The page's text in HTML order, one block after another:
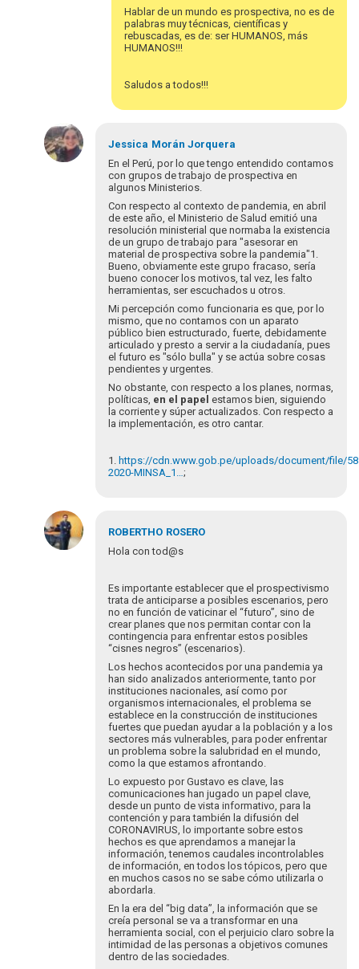
Hablar de un mundo es prospectiva, no es de
palabras muy técnicas, científicas y
rebuscadas, es de: ser HUMANOS, más
HUMANOS!!!
Saludos a todos!!!
Em
resposta
à
Jessica Morán Jorquera
En el Perú, por lo que tengo entendido contamos
con grupos de trabajo de prospectiva en
algunos Ministerios.
Con respecto al contexto de pandemia, en abril
de este año, el Ministerio de Salud emitió una
resolución ministerial que normaba la existencia
de un grupo de trabajo para "asesorar en
material de prospectiva sobre la pandemia"1.
Bueno, obviamente este grupo fracaso, sería
bueno conocer los motivos, tal vez, les falto
herramientas, ser escuchados u otros.
Mi percepción como funcionaria es que, por lo
mismo, que no contamos con un aparato
público bien estructurado, fuerte, debidamente
articulado y presto a servir a la ciudadanía, pues
el futuro es "sólo bulla" y se actúa sobre cosas
pendientes y urgentes.
No obstante, con respecto a los planes, normas,
políticas, en el papel estamos bien, siguiendo
la corriente y súper actualizados. Con respecto a
la implementación, es otro cantar.
1. https://cdn.www.gob.pe/uploads/document/file/
2020-MINSA_1…;
Em
resposta
à
blutman@gmail.com
ROBERTHO ROSERO
Hola con tod@s
Es importante establecer que el prospectivismo
trata de anticiparse a posibles escenarios, pero
no en función de vaticinar el “futuro”, sino de
crear planes que nos permitan contar con la
contingencia para enfrentar estos posibles
“cisnes negros” (escenarios).
Los hechos acontecidos por una pandemia ya
han sido analizados anteriormente, tanto por
instituciones nacionales, así como por
organismos internacionales, el problema se
establece en la construcción de instituciones
fuertes que puedan ayudar a la población y a los
sectores más vulnerables, para poder enfrentar
un problema sobre la salubridad en el mundo,
como la que estamos afrontando.
Lo expuesto por Gustavo es clave, las
comunicaciones han jugado un papel clave,
desde un punto de vista informativo, para la
contención y para también la difusión del
CORONAVIRUS, lo importante sobre estos
hechos es que aprendamos a manejar la
información, tenemos caudales incontrolables
de información, en todos los tópicos, pero que
en muchos casos no se sabe cómo utilizarla o
abordarla.
En la era del “big data”, la información que se
creía personal se va a transformar en una
herramienta social, con el perjuicio claro sobre la
intimidad de las personas a objetivos comunes
dentro de las sociedades.